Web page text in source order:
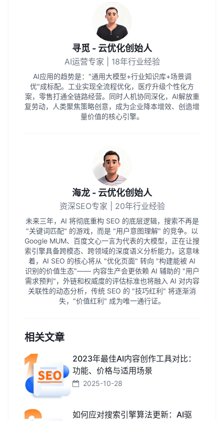
寻觅 - 云优化创始人
AI运营专家 | 18年行业经验
AI应用的趋势是："通用大模型+行业知识库+场景调
优"成标配。工业实现全流程优化，医疗升级个性化方
案，零售打通全链路经营。同时人机协同深化，AI解放重
复劳动，人类聚焦策略创意，成为企业降本增效、创造增
量价值的核心引擎。
海龙 - 云优化创始人
资深SEO专家 | 20年行业经验
未来三年，AI 将彻底重构 SEO 的底层逻辑，搜索不再是
"关键词匹配" 的游戏，而是 "用户意图理解" 的竞争。以
Google MUM、百度文心一言为代表的大模型，正在让搜
索引擎具备跨模态、跨领域的深度语义分析能力。这意味
着，AI SEO 的核心将从 "优化页面" 转向 "构建能被 AI
识别的价值生态"—— 内容生产会更依赖 AI 辅助的 "用户
需求预判"，外链和权威度的评估标准也将融入 AI 对内容
关联性的动态分析，传统 SEO 的 "技巧红利" 将逐渐消
失，"价值红利" 成为唯一通行证。
相关文章
2023年最佳AI内容创作工具对比：
功能、价格与适用场景
2025-10-28
如何应对搜索引擎算法更新：AI驱